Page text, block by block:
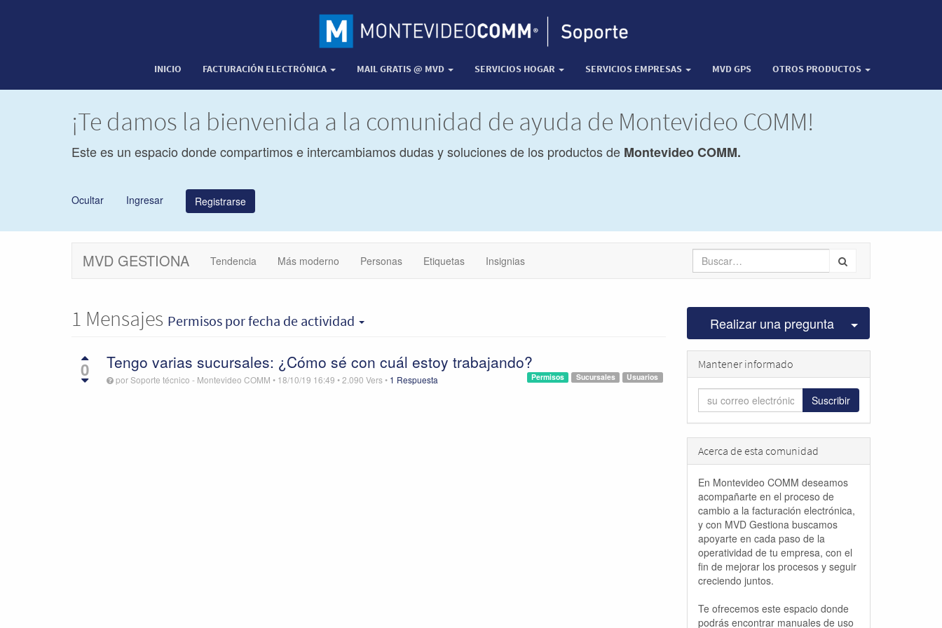
INICIO FACTURACIÓN ELECTRÓNICA MAIL GRATIS @ MVD SERVICIOS HOGAR SERVICIOS EMPRESAS MVD GPS OTROS PRODUCTOS
¡Te damos la bienvenida a la comunidad de ayuda de Montevideo COMM!
Este es un espacio donde compartimos e intercambiamos dudas y soluciones de los productos de Montevideo COMM.
Ocultar Ingresar Registrarse
MVD GESTIONA Tendencia Más moderno Personas Etiquetas Insignias
1 Mensajes Permisos por fecha de actividad
0 Tengo varias sucursales: ¿Cómo sé con cuál estoy trabajando?
Usuarios
Sucursales
Permisos
porSoporte técnico - Montevideo COMM • 18/10/19 16:49 •2.090 Vers• 1 Respuesta
Realizar una pregunta Seleccionar
Mantener informado
Suscribir
Acerca de esta comunidad
En Montevideo COMM deseamos
acompañarte en el proceso de
cambio a la facturación electrónica,
y con MVD Gestiona buscamos
apoyarte en cada paso de la
operatividad de tu empresa, con el
fin de mejorar los procesos y seguir
creciendo juntos.
Te ofrecemos este espacio donde
podrás encontrar manuales de uso